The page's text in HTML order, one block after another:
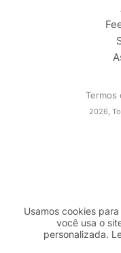
Termos
2026,
Usamos cookies
você usa o
personalizada.